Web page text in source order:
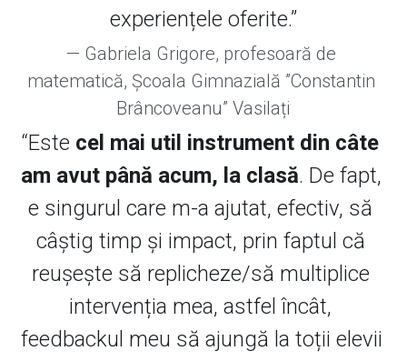
experiențele oferite.”
— Gabriela Grigore, profesoară de
matematică, Școala Gimnazială ”Constantin
Brâncoveanu” Vasilați
“Este cel mai util instrument din câte
am avut până acum, la clasă. De fapt,
e singurul care m-a ajutat, efectiv, să
câștig timp și impact, prin faptul că
reușește să replicheze/să multiplice
intervenția mea, astfel încât,
feedbackul meu să ajungă la toții elevii